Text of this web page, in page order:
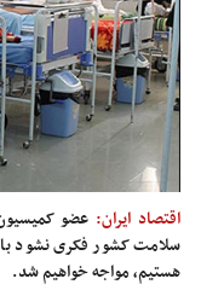
اقتصاد ایران: عضو
سلامت کشور فکری نشود با
هستیم، مواجه خواهیم شد.